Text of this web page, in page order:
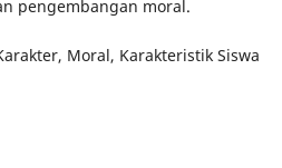
pengembangan moral.
Moral, Karakteristik Siswa